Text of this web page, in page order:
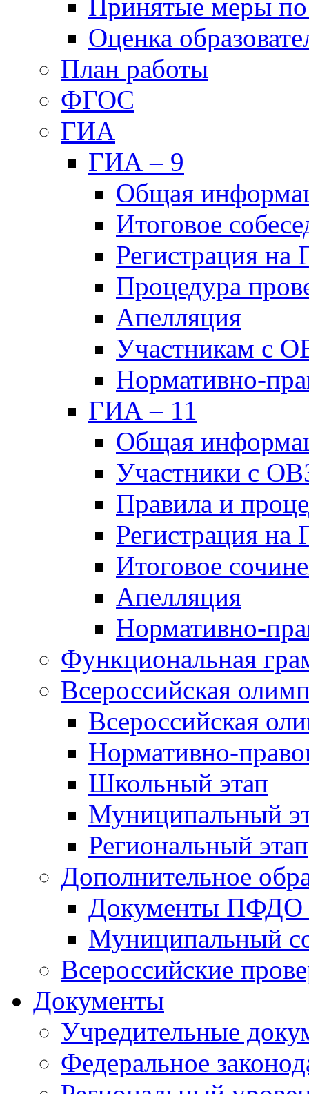
Принятые меры
Оценка
План работы
ФГОС
ГИА
ГИА – 9
Общая
Итоговое
Регистрация
Процедура
Апелляция
Участникам с
Нормативно-
ГИА – 11
Общая
Участники с
Правила и
Регистрация
Итоговое
Апелляция
Нормативно-
Функциональная
Всероссийская
Всероссийская
Нормативно-
Школьный этап
Муниципальный
Региональный этап
Дополнительное
Документы ПФДО
Муниципальный
Всероссийские
Документы
Учредительные
Федеральное